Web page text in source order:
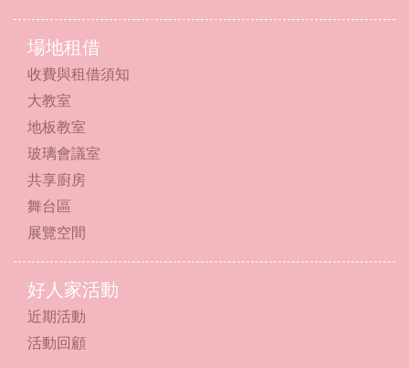
場地租借
收費與租借須知
大教室
地板教室
玻璃會議室
共享廚房
舞台區
展覽空間
好人家活動
近期活動
活動回顧